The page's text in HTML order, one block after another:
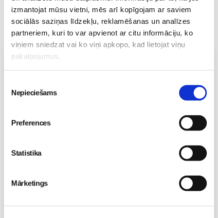
izmantojat mūsu vietni, mēs arī kopīgojam ar saviem
sociālās saziņas līdzekļu, reklamēšanas un analīzes
partneriem, kuri to var apvienot ar citu informāciju, ko
viņiem sniedzat vai ko viņi apkopo, kad lietojat viņu
pakalpojumus.
izvēle
Nepieciešams
Preferences
Statistika
Mārketings
Topošo un jauno māmiņu lutināšanas programma ar
07.08 15:15-17:00
Izpārdots
Nodarbības citā laikā